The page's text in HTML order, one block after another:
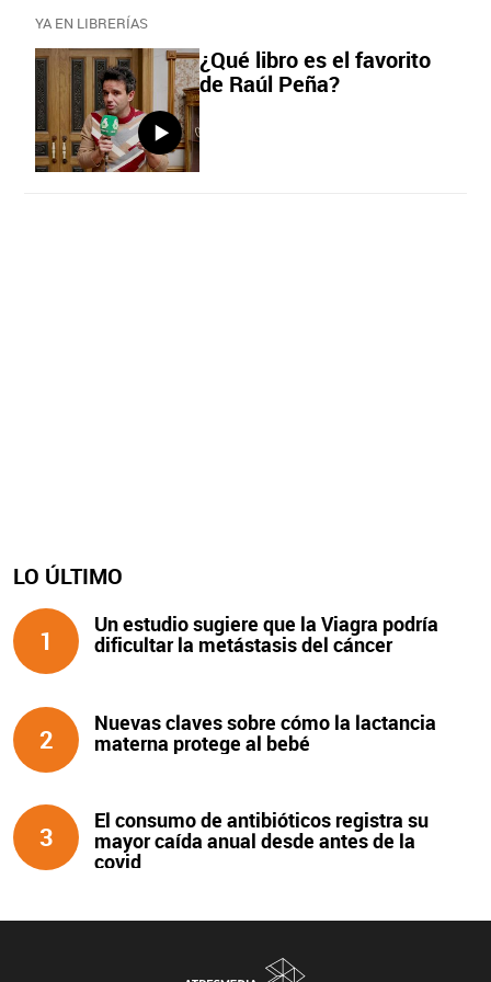
YA EN LIBRERÍAS
¿Qué libro es el favorito
de Raúl Peña?
LO ÚLTIMO
1
Un estudio sugiere que la Viagra podría
dificultar la metástasis del cáncer
2
Nuevas claves sobre cómo la lactancia
materna protege al bebé
3
El consumo de antibióticos registra su
mayor caída anual desde antes de la
covid